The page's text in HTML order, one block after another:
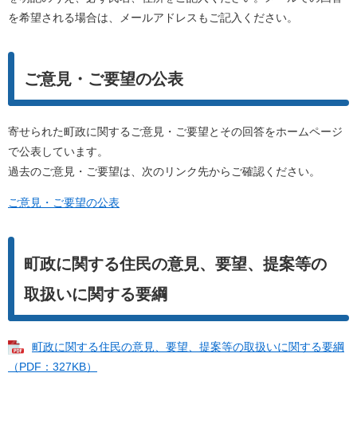
を希望される場合は、メールアドレスもご記入ください。
ご意見・ご要望の公表
寄せられた町政に関するご意見・ご要望とその回答をホームページ
で公表しています。
過去のご意見・ご要望は、次のリンク先からご確認ください。
ご意見・ご要望の公表
町政に関する住民の意見、要望、提案等の
取扱いに関する要綱
町政に関する住民の意見、要望、提案等の取扱いに関する要綱
（PDF：327KB）